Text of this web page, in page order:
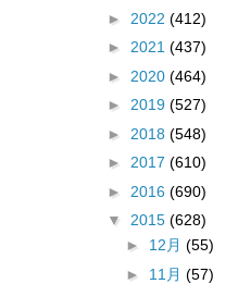
► 2022 (412)
► 2021 (437)
► 2020 (464)
► 2019 (527)
► 2018 (548)
► 2017 (610)
► 2016 (690)
▼ 2015 (628)
► 12月 (55)
► 11月 (57)